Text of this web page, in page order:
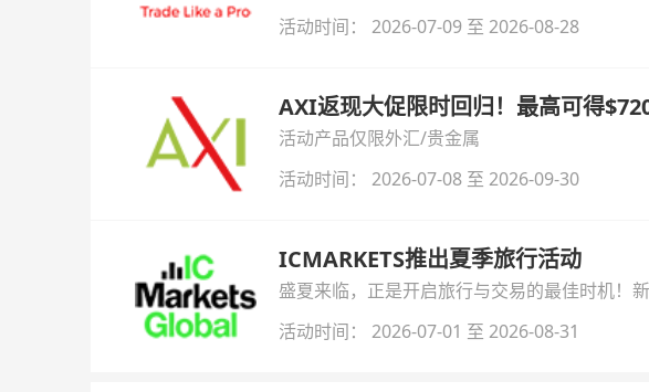
自动解锁无限倍杠杆福利，无需额外复杂操作。
活动时间： 2026-07-09 至 2026-08-28
AXI返现大促限时回归！最高可得
活动产品仅限外汇/贵金属
活动时间： 2026-07-08 至 2026-09-30
ICMARKETS推出夏季旅行活动
盛夏来临，正是开启旅行与交易的最佳时机！
金即可参与！
活动时间： 2026-07-01 至 2026-08-31